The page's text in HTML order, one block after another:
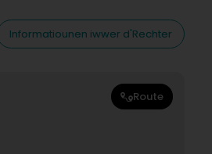
Informatiounen iwwer d'Rechter
Route